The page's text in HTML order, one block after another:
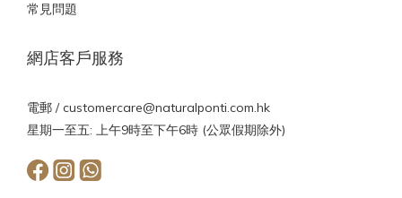
常見問題
網店客戶服務
電郵 /customercare@naturalponti.com.hk
星期一至五: 上午9時至下午6時 (公眾假期除外)